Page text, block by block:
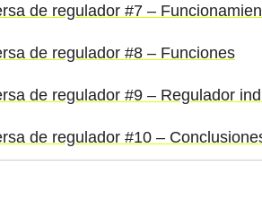
de regulador #7 –
de regulador #8 – Funciones
de regulador #9 – Regulador
de regulador #10 –